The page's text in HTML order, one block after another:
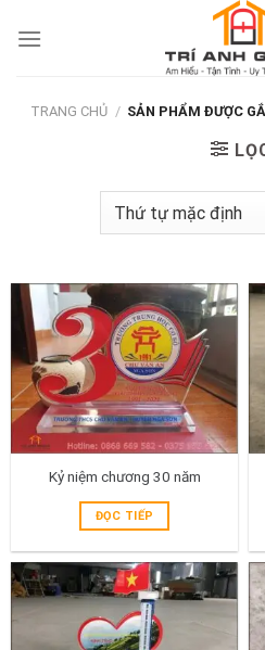
TRANG CHỦ / SẢN PHẨM ĐƯỢC
Kỷ niệm chương 30 năm
ĐỌC TIẾP